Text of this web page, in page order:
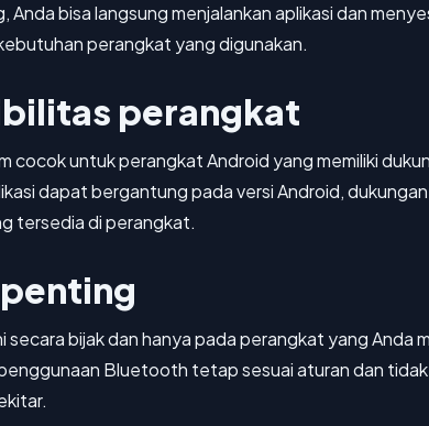
Anda bisa langsung menjalankan aplikasi dan
perangkat yang digunakan.
perangkat
cocok untuk perangkat Android yang memiliki
dapat bergantung pada versi Android,
tersedia di perangkat.
secara bijak dan hanya pada perangkat yang Anda
Bluetooth tetap sesuai aturan dan